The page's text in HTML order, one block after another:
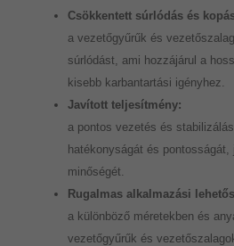
Csökkentett súrlódás és
a vezetőgyűrűk és
súrlódást, ami hozzájárul a
kisebb karbantartási igényhez.
Javított teljesítmény:
a pontos vezetés és
hatékonyságát és
minőségét.
Rugalmas alkalmazási
a különböző méretekben és
vezetőgyűrűk és